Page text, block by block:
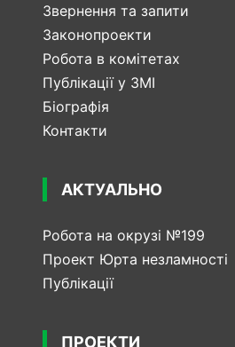
Звернення та запити
Законопроекти
Робота в комітетах
Публікації у ЗМІ
Біографія
Контакти
АКТУАЛЬНО
Робота на окрузі №199
Проект Юрта незламності
Публікації
ПРОЕКТИ